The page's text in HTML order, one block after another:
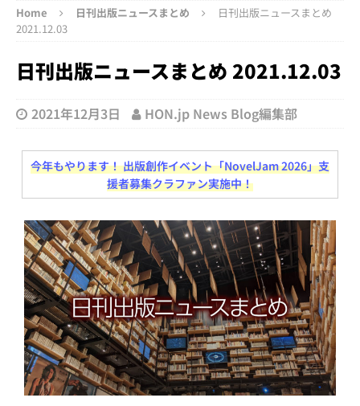
Home 日刊出版ニュースまとめ
日刊出版ニュースまとめ
2021.12.03
日刊出版ニュースまとめ 2021.12.03
2021年12月3日 HON.jp News Blog編集部
今年もやります！ 出版創作イベント「NovelJam 2026」支
援者募集クラファン実施中！